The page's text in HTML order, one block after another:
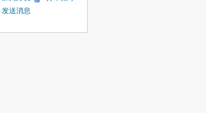
发送消息